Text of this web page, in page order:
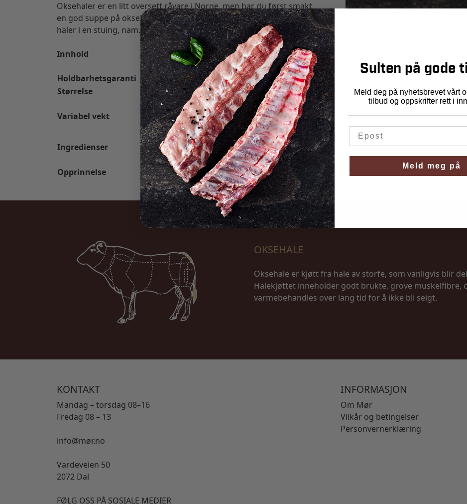
Oksehaler er en litt oversett råvare i Norge, men har du først smakt
en god suppe på oksehaler er du solgt, eller hva med braiserende
haler i en stuing, nam.
Innhold
Holdbarhetsgaranti
Min. 11 dager, vakumpakket
Størrelse
Ca. 1,0 kg
Variabel vekt
Produktet varierer i vekt og størrelse.
Prisen blir justert på faktisk vekt på
utleveringsdagen
Ingredienser
Haler fra storfe. Storfe er felles betegnelse
for både hunndyr og hanndyr.
Opprinnelse
Storfe fra Østlandet. Slaktet, skåret og
pakket av Furuseth AS
OKSEHALE
Oksehale er kjøtt fra hale av storfe, som vanligvis blir
Halekjøttet inneholder godt brukte, grove muskelfibre,
varmebehandles over lang tid for å ikke bli seigt.
KONTAKT
Mandag – torsdag 08–16
Fredag 08 – 13
info@mør.no
Vardeveien 50
2072 Dal
FØLG OSS PÅ SOSIALE MEDIER
INFORMASJON
Om Mør
Vilkår og betingelser
Personvernerklæring
Sulten på gode
Meld deg på nyhetsbrevet vårt
tilbud og oppskrifter rett i
Meld meg på